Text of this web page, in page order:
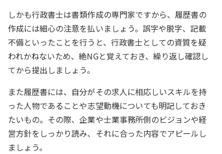
しかも行政書士は書類作成の専門家ですから、履歴書の
作成には細心の注意を払いましょう。誤字や脱字、記載
不備といったことを行うと、行政書士としての資質を疑
われかねないため、絶NGと覚えておき、繰り返し確認し
てから提出しましょう。
また履歴書には、自分がその求人に相応しいスキルを持
った人物であることや志望動機についても明記しておき
たいもの。その際、企業や士業事務所側のビジョンや経
営方針をしっかり読み、それに合った内容でアピールし
ましょう。